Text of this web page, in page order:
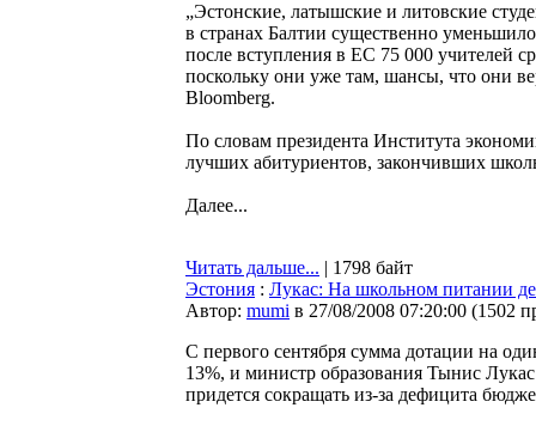
„Эстонские, латышские и литовские
в странах Балтии существенно
после вступления в ЕС 75 000 учителей
поскольку они уже там, шансы, что они
Bloomberg.
По словам президента Института
лучших абитуриентов, закончивших
Далее...
Читать дальше... | 1798 байт
Эстония : Лукас: На школьном питании
Автор: mumi в 27/08/2008 07:20:00 (1502
С первого сентября сумма дотации на
13%, и министр образования Тынис Лукас
придется сокращать из-за дефицита